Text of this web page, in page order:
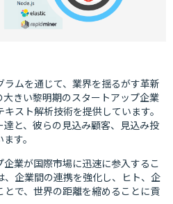
ムを通じて、業界を揺るがす革新
きい黎明期のスタートアップ企業
スト解析技術を提供しています。
と、彼らの見込み顧客、見込み投
す。
業が国際市場に迅速に参入するこ
、企業間の連携を強化し、ヒト、企
で、世界の距離を縮めることに貢